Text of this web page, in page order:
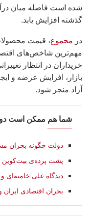
شده است فاصله میان
گذشته افزایش یابد.
در مجموع، قیمت
مهم‌ترین شاخص‌های
خریداران در انتظار
بازار، افزایش عرضه و
آزاد منجر شود.
شما هم ممکن است
دولت چگونه بحران
پشت پرده‌ی بیت‌کوین
دیدگاه على خامنه‌ای و
بحران اقتصادی